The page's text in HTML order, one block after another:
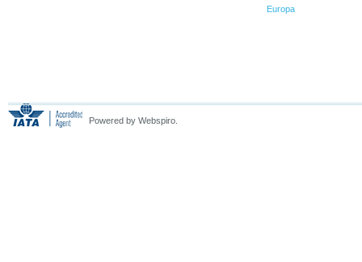
Europa
Powered by Webspiro.